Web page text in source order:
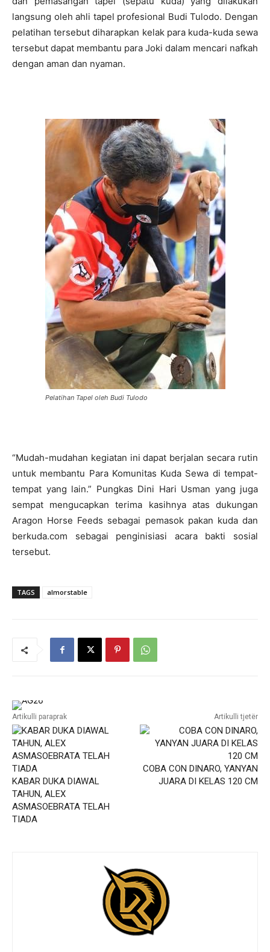
langsung oleh ahli tapel profesional Budi Tulodo. Dengan
pelatihan tersebut diharapkan kelak para kuda-kuda sewa
tersebut dapat membantu para Joki dalam mencari nafkah
dengan aman dan nyaman.
Pelatihan Tapel oleh Budi Tulodo
“Mudah-mudahan kegiatan ini dapat berjalan secara rutin
untuk membantu Para Komunitas Kuda Sewa di tempat-
tempat yang lain.” Pungkas Dini Hari Usman yang juga
sempat mengucapkan terima kasihnya atas dukungan
Aragon Horse Feeds sebagai pemasok pakan kuda dan
berkuda.com sebagai penginisiasi acara bakti sosial
tersebut.
TAGS almorstable
Artikulli paraprak
KABAR DUKA DIAWAL
TAHUN, ALEX
ASMASOEBRATA TELAH
TIADA
Artikulli tjetër
COBA CON DINARO, YANYAN
JUARA DI KELAS 120 CM